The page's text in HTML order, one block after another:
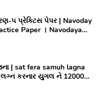
૫ પ્રેક્ટિસ પેપર | Navoday
Paper । Navodaya
PAPER
દિઠ ૩૦૦૦૦/ ની સહાય